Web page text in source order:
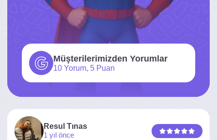
Müşterilerimizden Yorumlar
10 Yorum, 5 Puan
Resul Tınas
1 yıl önce